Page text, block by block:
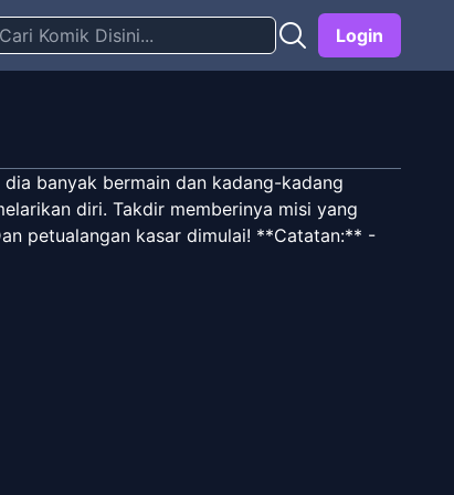
Login
banyak bermain dan kadang-kadang
diri. Takdir memberinya misi yang
petualangan kasar dimulai! **Catatan:** -